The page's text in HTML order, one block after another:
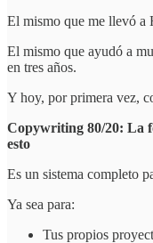
El mismo que me llevó a
El mismo que ayudó a
en tres años.
Y hoy, por primera vez,
Copywriting 80/20: La
esto
Es un sistema completo
Ya sea para:
Tus propios